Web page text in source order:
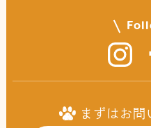
まずはお問